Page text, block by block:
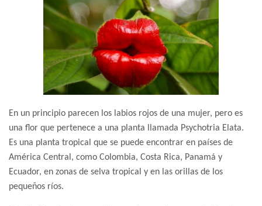
En un principio parecen los labios rojos de una mujer, pero es
una flor que pertenece a una planta llamada Psychotria Elata.
Es una planta tropical que se puede encontrar en países de
América Central, como Colombia, Costa Rica, Panamá y
Ecuador, en zonas de selva tropical y en las orillas de los
pequeños ríos.